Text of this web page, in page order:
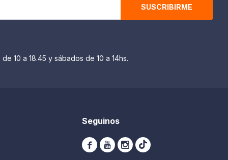
SUSCRIBIRME
10 a 18.45 y sábados de 10 a 14hs.
Seguinos
  